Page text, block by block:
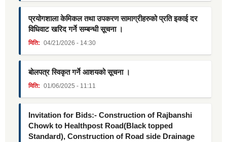
प्रयोगशाला केमिकल तथा उपकरण सामाग्रीहरुको प्रति इकाई दर
विधिवाट खरिद गर्ने सम्बन्धी सूचना ।
मिति: 04/21/2026 - 14:30
बोलपत्र स्विकृत गर्ने आशयको सूचना ।
मिति: 01/06/2025 - 11:11
Invitation for Bids:- Construction of Rajbanshi
Chowk to Healthpost Road(Black topped
Standard), Construction of Road side Drainage